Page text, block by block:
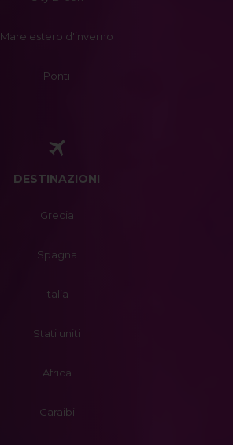
Mare estero d'inverno
Ponti
DESTINAZIONI
Grecia
Spagna
Italia
Stati uniti
Africa
Caraibi